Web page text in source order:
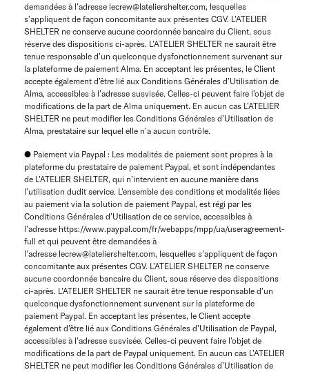
demandées à l’adresse lecrew@lateliershelter.com, lesquelles
s’appliquent de façon concomitante aux présentes CGV. L’ATELIER
SHELTER ne conserve aucune coordonnée bancaire du Client, sous
réserve des dispositions ci-après. L’ATELIER SHELTER ne saurait être
tenue responsable d’un quelconque dysfonctionnement survenant sur
la plateforme de paiement Alma. En acceptant les présentes, le Client
accepte également d’être lié aux Conditions Générales d’Utilisation de
Alma, accessibles à l’adresse susvisée. Celles-ci peuvent faire l’objet de
modifications de la part de Alma uniquement. En aucun cas L’ATELIER
SHELTER ne peut modifier les Conditions Générales d’Utilisation de
Alma, prestataire sur lequel elle n’a aucun contrôle.
● Paiement via Paypal : Les modalités de paiement sont propres à la
plateforme du prestataire de paiement Paypal, et sont indépendantes
de L’ATELIER SHELTER, qui n’intervient en aucune manière dans
l’utilisation dudit service. L’ensemble des conditions et modalités liées
au paiement via la solution de paiement Paypal, est régi par les
Conditions Générales d’Utilisation de ce service, accessibles à
l’adresse https://www.paypal.com/fr/webapps/mpp/ua/useragreement-
full et qui peuvent être demandées à
l’adresse lecrew@lateliershelter.com, lesquelles s’appliquent de façon
concomitante aux présentes CGV. L’ATELIER SHELTER ne conserve
aucune coordonnée bancaire du Client, sous réserve des dispositions
ci-après. L’ATELIER SHELTER ne saurait être tenue responsable d’un
quelconque dysfonctionnement survenant sur la plateforme de
paiement Paypal. En acceptant les présentes, le Client accepte
également d’être lié aux Conditions Générales d’Utilisation de Paypal,
accessibles à l’adresse susvisée. Celles-ci peuvent faire l’objet de
modifications de la part de Paypal uniquement. En aucun cas L’ATELIER
SHELTER ne peut modifier les Conditions Générales d’Utilisation de